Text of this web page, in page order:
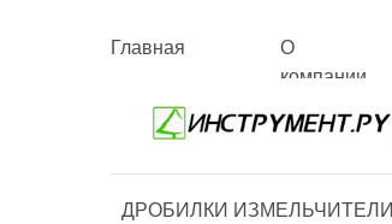
Главная
О
компании
ДРОБИЛКИ ИЗМЕЛЬЧИТЕЛИ